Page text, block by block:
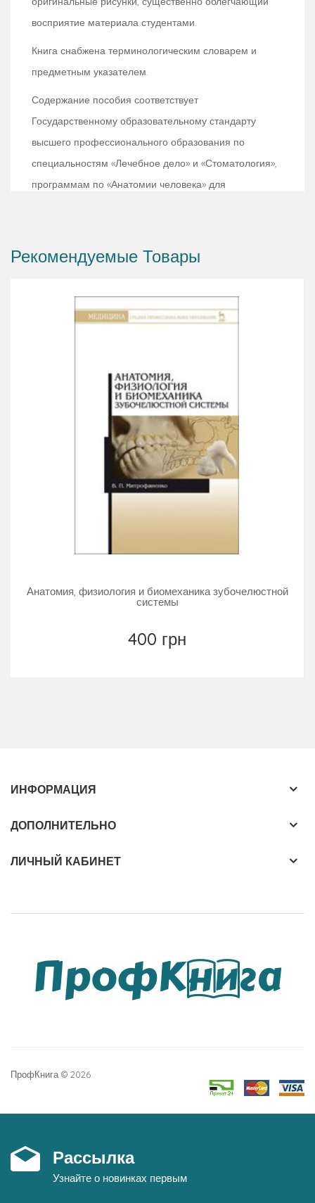
восприятие материала студентами.
Книга снабжена терминологическим словарем и
предметным указателем.
Содержание пособия соответствует
Государственному образовательному стандарту
высшего профессионального образования по
специальностям «Лечебное дело» и «Стоматология»,
программам по «Анатомии человека» для
Рекомендуемые Товары
Анатомия, физиология и биомеханика зубочелюстной
системы
400 грн
ИНФОРМАЦИЯ
ДОПОЛНИТЕЛЬНО
ЛИЧНЫЙ КАБИНЕТ
ПрофКнига © 2026
Рассылка
Узнайте о новинках первым